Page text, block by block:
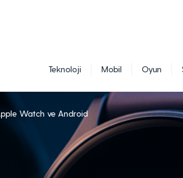
Teknoloji Mobil Oyun
Watch ve Android